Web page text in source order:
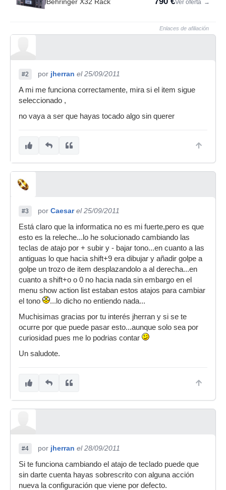
Ver oferta →
Enlaces de afiliación
#2 por jherran el 25/09/2011
A mi me funciona correctamente, mira si el item sigue
seleccionado ,
no vaya a ser que hayas tocado algo sin querer
#3 por Caesar el 25/09/2011
Está claro que la informatica no es mi fuerte,pero es que
esto es la releche...lo he solucionado cambiando las
teclas de atajo por + subir y - bajar tono...en cuanto a las
antiguas lo que hacia shift+9 era dibujar y añadir golpe a
golpe un trozo de item desplazandolo a al derecha...en
cuanto a shift+o o 0 no hacia nada sin embargo en el
menu show action list estaban estos atajos para cambiar
el tono
...lo dicho no entiendo nada...
Muchisimas gracias por tu interés jherran y si se te
ocurre por que puede pasar esto...aunque solo sea por
curiosidad pues me lo podrias contar
Un saludote.
#4 por jherran el 28/09/2011
Si te funciona cambiando el atajo de teclado puede que
sin darte cuenta hayas sobrescrito con alguna acción
nueva la configuración que viene por defecto.